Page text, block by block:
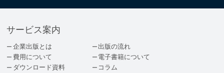
サービス案内
企業出版とは
出版の流れ
費用について
電子書籍について
ダウンロード資料
コラム